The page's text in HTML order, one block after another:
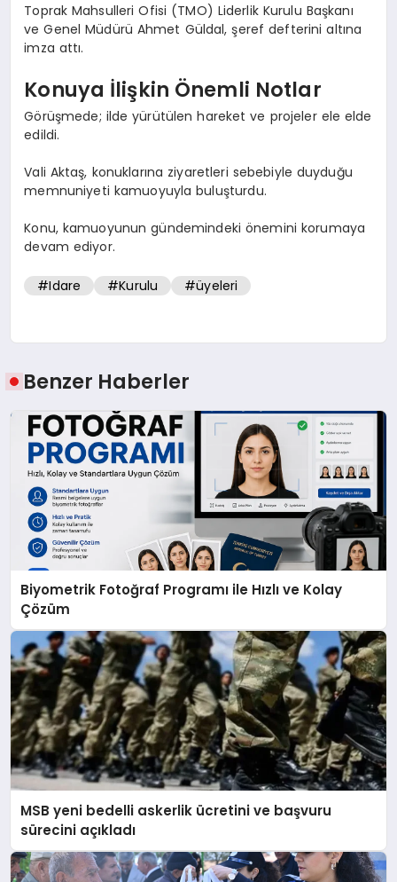
Toprak Mahsulleri Ofisi (TMO) Liderlik Kurulu Başkanı
ve Genel Müdürü Ahmet Güldal, şeref defterini altına
imza attı.
Konuya İlişkin Önemli Notlar
Görüşmede; ilde yürütülen hareket ve projeler ele elde
edildi.
Vali Aktaş, konuklarına ziyaretleri sebebiyle duyduğu
memnuniyeti kamuoyuyla buluşturdu.
Konu, kamuoyunun gündemindeki önemini korumaya
devam ediyor.
#Idare #Kurulu #üyeleri
Benzer Haberler
Biyometrik Fotoğraf Programı ile Hızlı ve Kolay
Çözüm
MSB yeni bedelli askerlik ücretini ve başvuru
sürecini açıkladı